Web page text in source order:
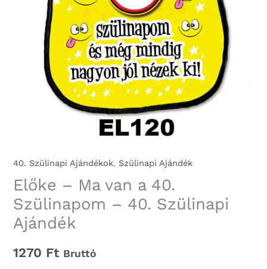
40. Szülinapi Ajándékok, Szülinapi Ajándék
Előke – Ma van a 40.
Szülinapom – 40. Szülinapi
Ajándék
1270 Ft Bruttó